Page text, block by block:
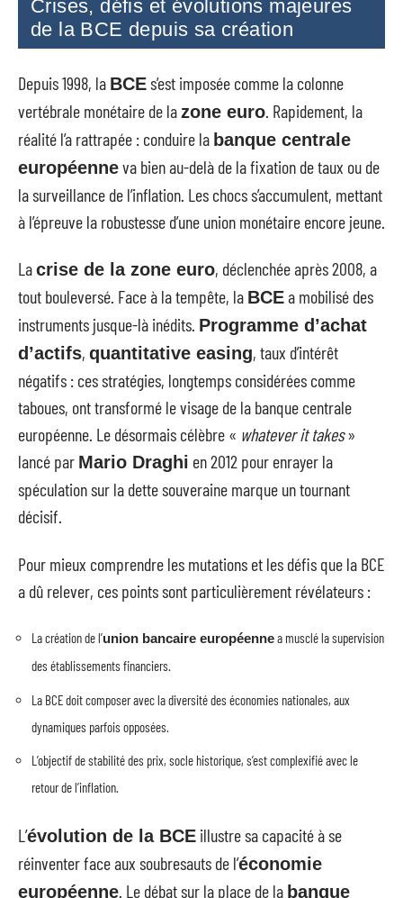
Crises, défis et évolutions majeures
de la BCE depuis sa création
Depuis 1998, la BCEs’est imposée comme la colonne
vertébrale monétaire de lazone euro . Rapidement, la
réalité l’a rattrapée : conduire la banque centrale
européenneva bien au-delà de la fixation de taux ou de
la surveillance de l’inflation. Les chocs s’accumulent, mettant
à l’épreuve la robustesse d’une union monétaire encore jeune.
Lacrise de la zone euro, déclenchée après 2008, a
tout bouleversé. Face à la tempête, la BCEa mobilisé des
instruments jusque-là inédits. Programme d’achat
d’actifs, quantitative easing, taux d’intérêt
négatifs : ces stratégies, longtemps considérées comme
taboues, ont transformé le visage de la banque centrale
européenne. Le désormais célèbre « whatever it takes»
lancé par Mario Draghi en 2012 pour enrayer la
spéculation sur la dette souveraine marque un tournant
décisif.
Pour mieux comprendre les mutations et les défis que la BCE
a dû relever, ces points sont particulièrement révélateurs :
La création de l’union bancaire européennea musclé la supervision
des établissements financiers.
La BCE doit composer avec la diversité des économies nationales, aux
dynamiques parfois opposées.
L’objectif de stabilité des prix, socle historique, s’est complexifié avec le
retour de l’inflation.
L’évolution de la BCE illustre sa capacité à se
réinventer face aux soubresauts de l’économie
européenne . Le débat sur la place de la banque